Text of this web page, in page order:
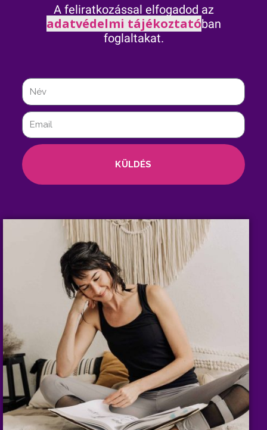
A feliratkozással elfogadod az
adatvédelmi tájékoztatóban
foglaltakat.
Név
Email
KÜLDÉS